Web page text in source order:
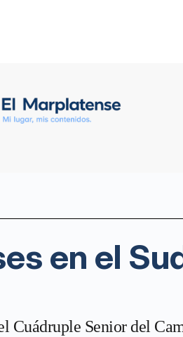
en el
Senior del